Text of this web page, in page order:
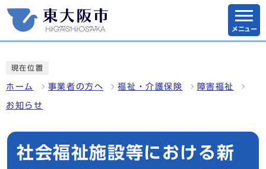
メニュー
現在位置
ホーム 事業者の方へ 福祉・介護保険 障害福祉
お知らせ
社会福祉施設等における新